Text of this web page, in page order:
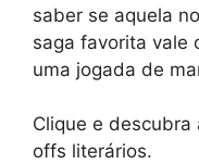
saber se aquela
saga favorita vale
uma jogada de
Clique e
offs literários.